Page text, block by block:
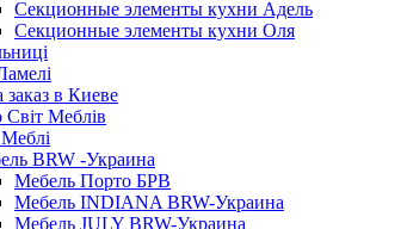
Секционные элементы кухни Адель
Секционные элементы кухни Оля
в Киеве
Меблів
BRW -Украина
Мебель Порто БРВ
Мебель INDIANA BRW-Украина
Мебель JULY BRW-Украина